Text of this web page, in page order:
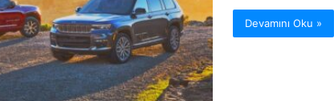
Devamını Oku »